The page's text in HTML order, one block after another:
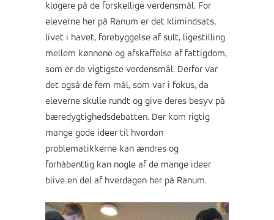
klogere på de forskellige verdensmål. For
eleverne her på Ranum er det klimindsats,
livet i havet, forebyggelse af sult, ligestilling
mellem kønnene og afskaffelse af fattigdom,
som er de vigtigste verdensmål. Derfor var
det også de fem mål, som var i fokus, da
eleverne skulle rundt og give deres besyv på
bæredygtighedsdebatten. Der kom rigtig
mange gode ideer til hvordan
problematikkerne kan ændres og
forhåbentlig kan nogle af de mange ideer
blive en del af hverdagen her på Ranum.